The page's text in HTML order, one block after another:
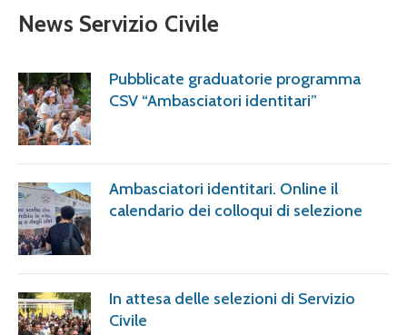
News Servizio Civile
Pubblicate graduatorie programma
CSV “Ambasciatori identitari”
Ambasciatori identitari. Online il
calendario dei colloqui di selezione
In attesa delle selezioni di Servizio
Civile